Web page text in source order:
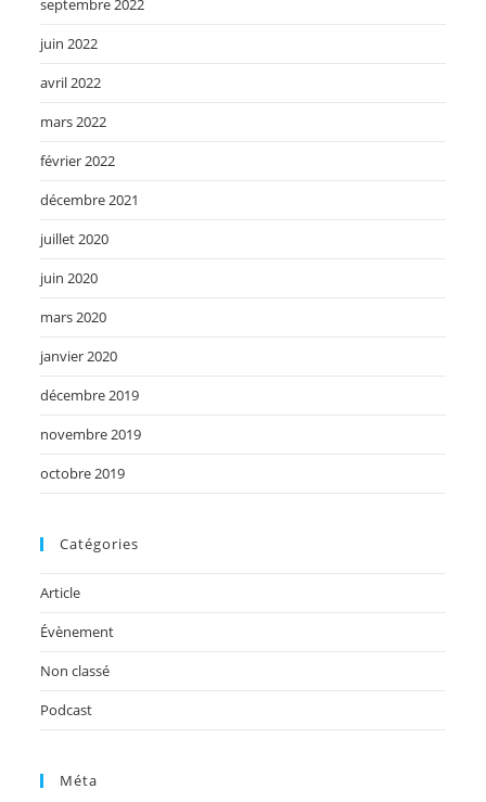
septembre 2022
juin 2022
avril 2022
mars 2022
février 2022
décembre 2021
juillet 2020
juin 2020
mars 2020
janvier 2020
décembre 2019
novembre 2019
octobre 2019
Catégories
Article
Évènement
Non classé
Podcast
Méta